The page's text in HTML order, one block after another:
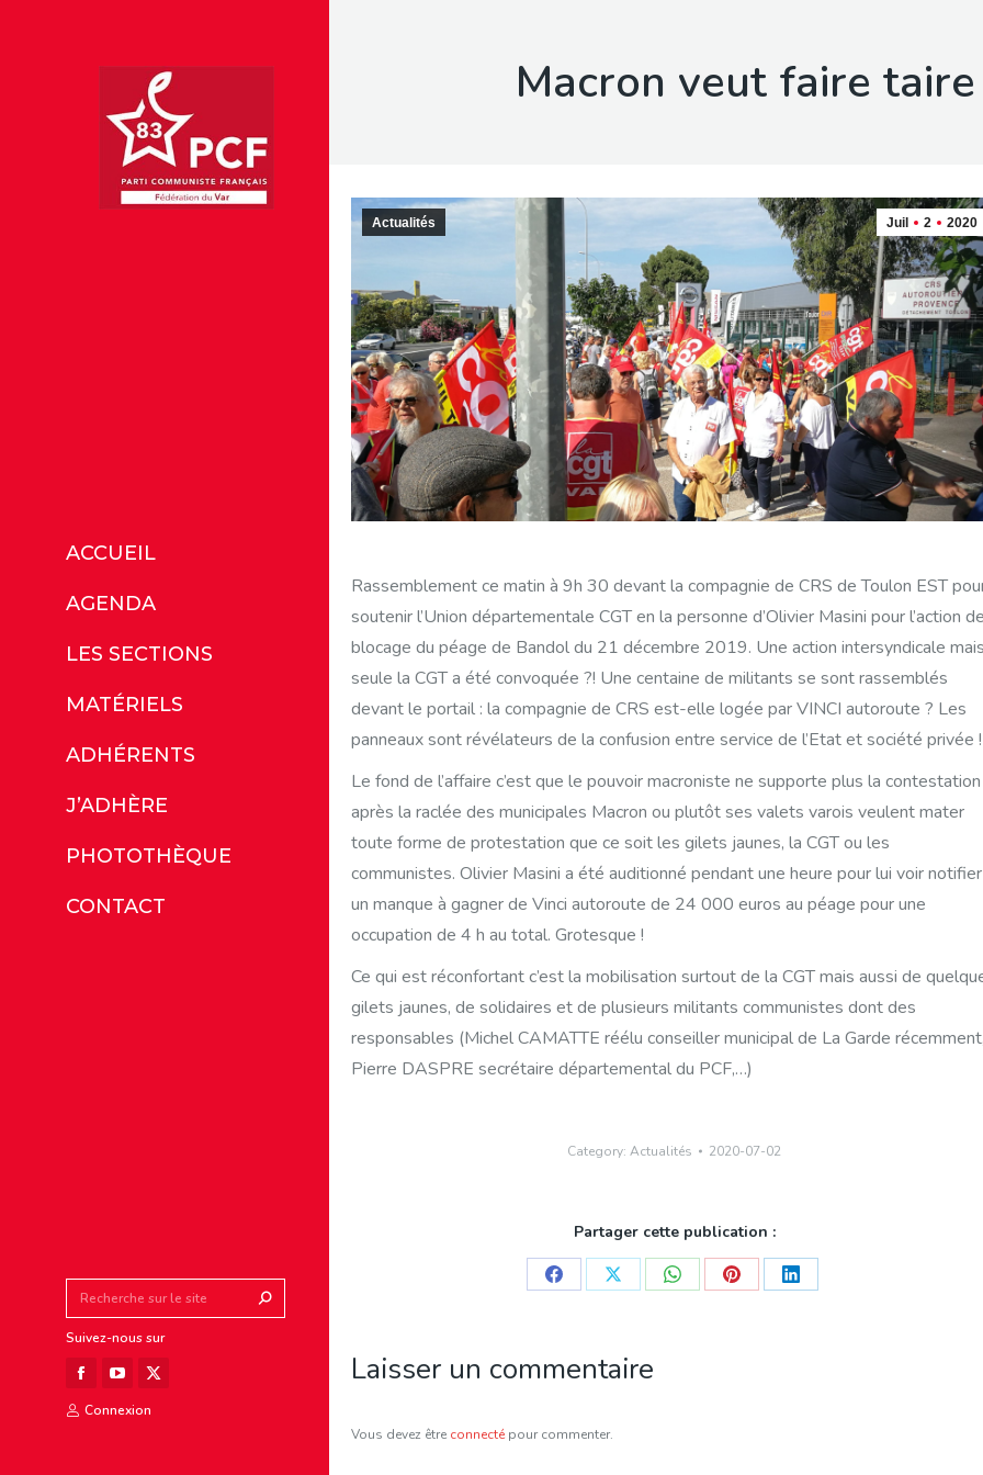
ACCUEIL
AGENDA
LES SECTIONS
MATÉRIELS
ADHÉRENTS
J’ADHÈRE
PHOTOTHÈQUE
CONTACT
Search:
Suivez-nous sur
Facebook
page
YouTube
page
X
Connexion
Macron veut faire
Juil 2 2020
Actualités
Rassemblement ce matin à 9h 30 devant la compagnie de CRS de Toulon EST
soutenir l’Union départementale CGT en la personne d’Olivier Masini pour l’action de
blocage du péage de Bandol du 21 décembre 2019. Une action intersyndicale mais
seule la CGT a été convoquée ?! Une centaine de militants se sont rassemblés
devant le portail : la compagnie de CRS est-elle logée par VINCI autoroute ? Les
panneaux sont révélateurs de la confusion entre service de l’Etat et société privée !
Le fond de l’affaire c’est que le pouvoir macroniste ne supporte plus la contestation
après la raclée des municipales Macron ou plutôt ses valets varois veulent mater
toute forme de protestation que ce soit les gilets jaunes, la CGT ou les
communistes. Olivier Masini a été auditionné pendant une heure pour lui voir notifier
un manque à gagner de Vinci autoroute de 24 000 euros au péage pour une
occupation de 4 h au total. Grotesque !
Ce qui est réconfortant c’est la mobilisation surtout de la CGT mais aussi de
gilets jaunes, de solidaires et de plusieurs militants communistes dont des
responsables (Michel CAMATTE réélu conseiller municipal de La Garde récemment,
Pierre DASPRE secrétaire départemental du PCF,…)
Category: Actualités 2020-07-02
Partager cette publication :
Share
Facebook
Share
Share
Share
Share
Laisser un commentaire
Vous devez être connecté pour commenter.